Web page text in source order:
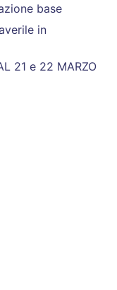
base
in
21 e 22 MARZO